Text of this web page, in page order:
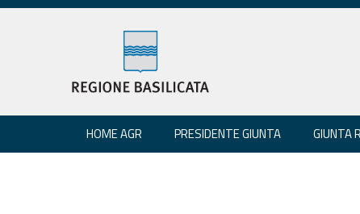
HOME AGR PRESIDENTE GIUNTA GIUNTA